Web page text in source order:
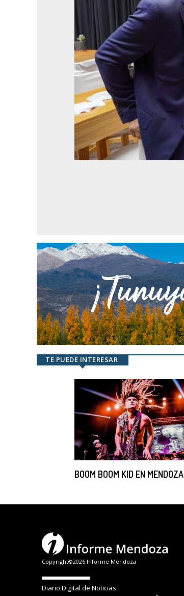
TE PUEDE INTERESAR
BOOM BOOM KID EN MENDOZA
Copyright©2026 Informe Mendoza
Diario Digital de Noticias